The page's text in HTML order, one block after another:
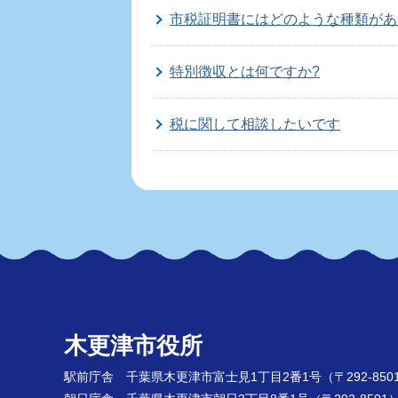
市税証明書にはどのような種類が
特別徴収とは何ですか?
税に関して相談したいです
市税の納期を教えてください
市税をコンビニで納付することはで
木更津市役所
駅前庁舎 千葉県木更津市富士見1丁目2番1号 （〒292-8501